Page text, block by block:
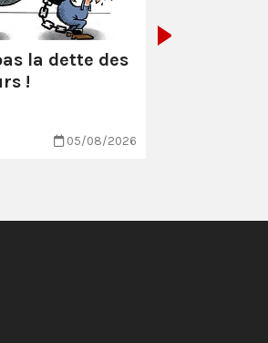
la dette des
!
05/08/2026